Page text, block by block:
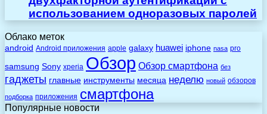
использованием одноразовых паролей
Облако меток
android Android приложения apple galaxy huawei iphone nasa pro
samsung Sony xperia Обзор Обзор смартфона без
гаджеты главные инструменты месяца неделю новый обзоров
подборка приложения смартфона
Популярные новости